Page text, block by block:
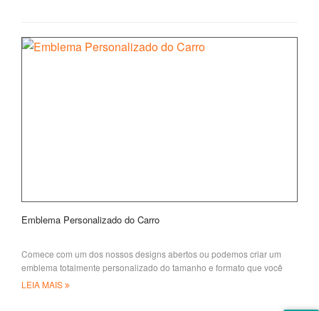
Emblema Personalizado do Carro
Comece com um dos nossos designs abertos ou podemos criar um
emblema totalmente personalizado do tamanho e formato que você
quiser. Podemos colo
LEIA MAIS